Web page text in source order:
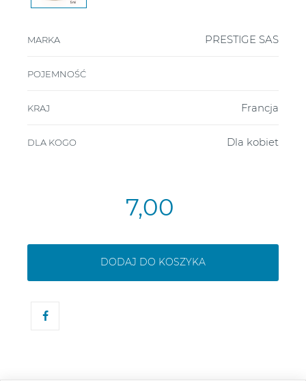
MARKA PRESTIGE SAS
POJEMNOŚĆ
KRAJ Francja
DLA KOGO Dla kobiet
7,00
DODAJ DO KOSZYKA